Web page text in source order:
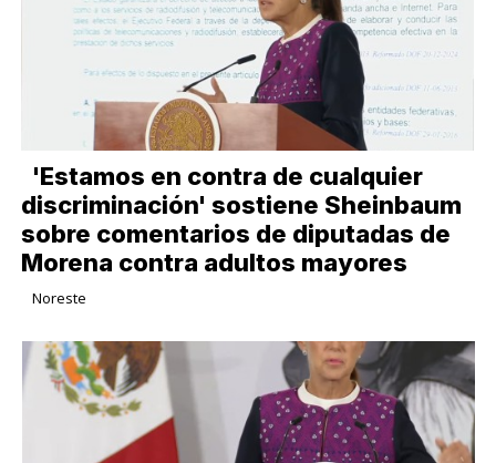
'Estamos en contra de cualquier
discriminación' sostiene Sheinbaum
sobre comentarios de diputadas de
Morena contra adultos mayores
Noreste